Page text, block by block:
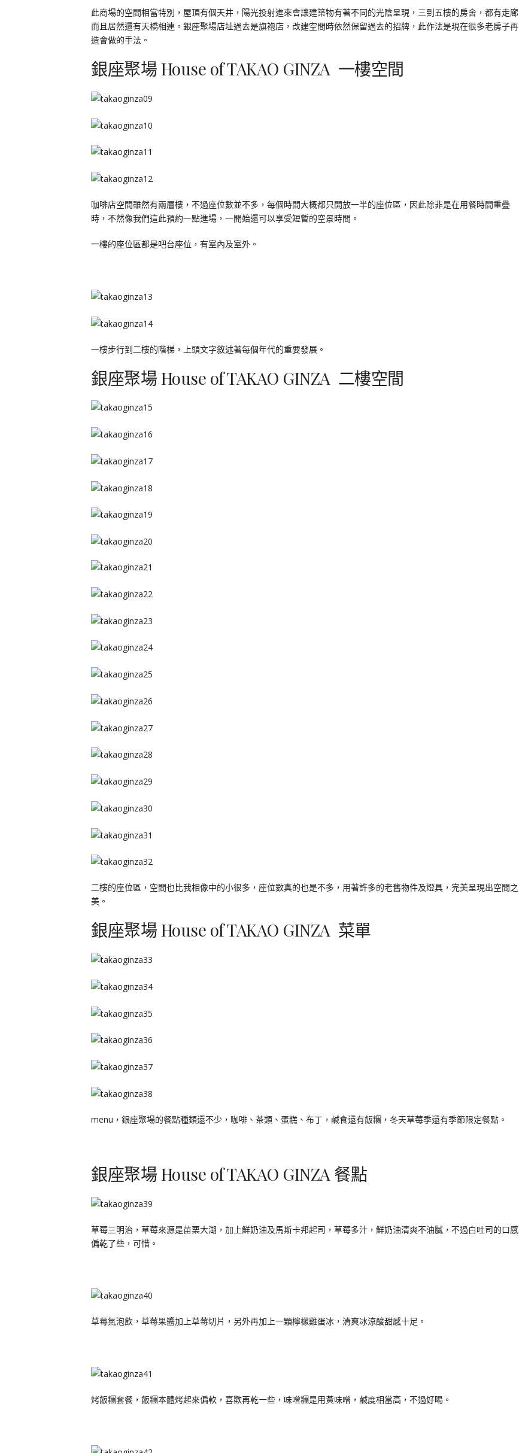
此商場的空間相當特別，屋頂有個天井，陽光投射進來會讓建築物有著不同的光陰呈現，三到五樓的房舍，都有走廊
而且居然還有天橋相連。銀座聚場店址過去是旗袍店，改建空間時依然保留過去的招牌，此作法是現在很多老房子再
造會做的手法。
銀座聚場 House of TAKAO GINZA 一樓空間
咖啡店空間雖然有兩層樓，不過座位數並不多，每個時間大概都只開放一半的座位區，因此除非是在用餐時間重疊
時，不然像我們這此預約一點進場，一開始還可以享受短暫的空景時間。
一樓的座位區都是吧台座位，有室內及室外。
一樓步行到二樓的階梯，上頭文字敘述著每個年代的重要發展。
銀座聚場 House of TAKAO GINZA 二樓空間
二樓的座位區，空間也比我相像中的小很多，座位數真的也是不多，用著許多的老舊物件及燈具，完美呈現出空間之
美。
銀座聚場 House of TAKAO GINZA 菜單
menu，銀座聚場的餐點種類還不少，咖啡、茶類、蛋糕、布丁，鹹食還有飯糰，冬天草莓季還有季節限定餐點。
銀座聚場 House of TAKAO GINZA 餐點
草莓三明治，草莓來源是苗栗大湖，加上鮮奶油及馬斯卡邦起司，草莓多汁，鮮奶油清爽不油膩，不過白吐司的口感
偏乾了些，可惜。
草莓氣泡飲，草莓果醬加上草莓切片，另外再加上一顆檸檬雞蛋冰，清爽冰涼酸甜感十足。
烤飯糰套餐，飯糰本體烤起來偏軟，喜歡再乾一些，味噌糰是用黃味噌，鹹度相當高，不過好喝。